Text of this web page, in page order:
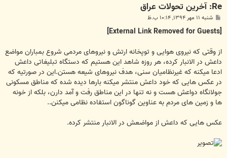
Re: آخرین تحولات عراق
پ
ت
شنبه ۱۱ مهر ۱۳۹۴, ۱۰:۱۴ ب.ظ
از وقتی که نیروی هوایی و توپخانه ارتش و نیروهای مردمی شروع بمباران مواضع
داعش در الانبار کرده، هر روزه شاهد این هستیم که دستگاه تبلیغاتی داعش
ادعا میکنه که غیرنظامیان سنی، هدف نیروهای شیعه هستن.این در صورتیه که
در عکس هایی که خود داعش منتشر میکنه بارها دیده شده که مناطق مسکونی
جولانگاه دواعش هست و نه تنها در این مناطق رفت و آمد دارن، بلکه از خونه
ها و زمین های مردم به عناوین گوناگون استفاده نظامی میکنن..
عکس هایی که داعش از مواضعش در الانبار منتشر کرده.